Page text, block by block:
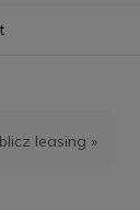
leasing »